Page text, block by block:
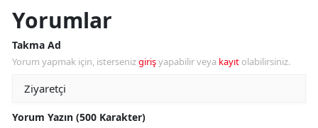
Yorumlar
Takma Ad
Yorum yapmak için, istersenizgirişyapabilir veya kayıt olabilirsiniz.
Yorum Yazın (500 Karakter)